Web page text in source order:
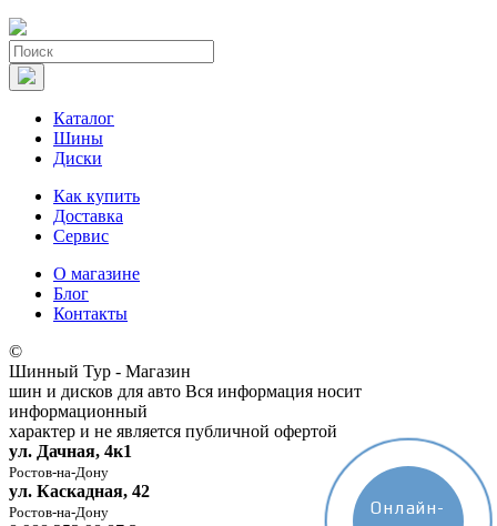
Каталог
Шины
Диски
Как купить
Доставка
Сервис
О магазине
Блог
Контакты
©
Шинный Тур - Магазин
шин и дисков для авто Вся информация носит
информационный
характер и не является публичной офертой
ул. Дачная, 4к1
Ростов-на-Дону
ул. Каскадная, 42
Ростов-на-Дону Онлайн-